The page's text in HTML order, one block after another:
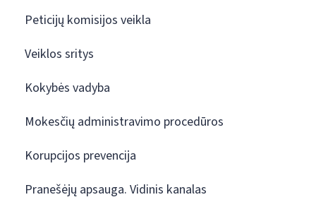
Peticijų komisijos veikla
Veiklos sritys
Kokybės vadyba
Mokesčių administravimo procedūros
Korupcijos prevencija
Pranešėjų apsauga. Vidinis kanalas